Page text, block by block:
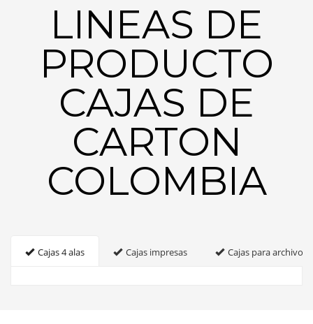
LINEAS DE
PRODUCTO
CAJAS DE
CARTON
COLOMBIA
Cajas 4 alas Cajas impresas Cajas para archivo